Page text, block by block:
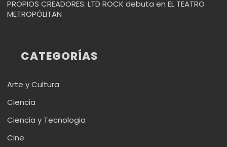
PROPIOS CREADORES: LTD ROCK debuta en EL TEATRO
METROPÓLITAN
CATEGORÍAS
Arte y Cultura
Ciencia
Ciencia y Tecnologia
Cine